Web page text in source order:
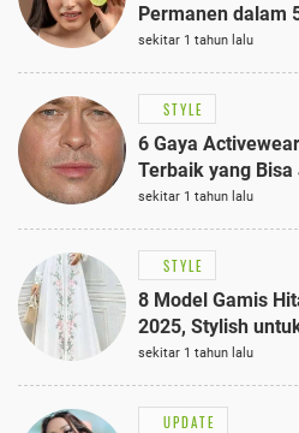
Permanen dalam
sekitar 1 tahun lalu
STYLE
6 Gaya
Terbaik yang
sekitar 1 tahun lalu
STYLE
8 Model Gamis
2025, Stylish
Semi-Formal
sekitar 1 tahun lalu
UPDATE